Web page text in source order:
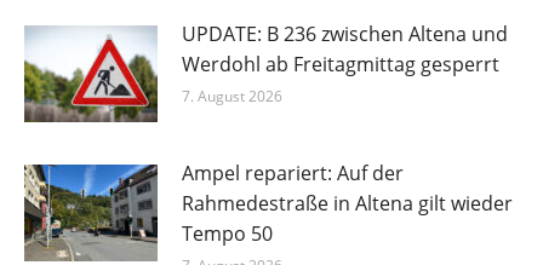
UPDATE: B 236 zwischen Altena und
Werdohl ab Freitagmittag gesperrt
7. August 2026
Ampel repariert: Auf der
Rahmedestraße in Altena gilt wieder
Tempo 50